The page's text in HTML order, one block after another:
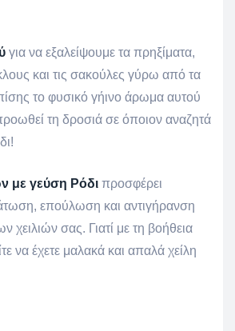
για να εξαλείψουμε τα πρηξίματα,
και τις σακούλες γύρω από τα
το φυσικό γήινο άρωμα αυτού
τη δροσιά σε όποιον αναζητά
με γεύση Ρόδι προσφέρει
επούλωση και αντιγήρανση
χειλιών σας. Γιατί με τη βοήθεια
να έχετε μαλακά και απαλά χείλη